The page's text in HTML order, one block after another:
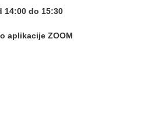
14:00 do 15:30
aplikacije ZOOM